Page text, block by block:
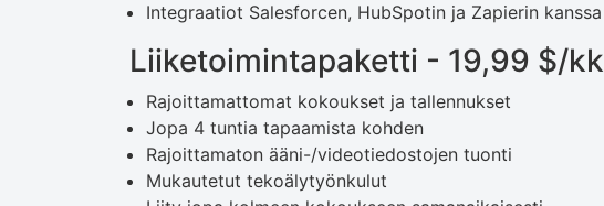
Integraatiot Salesforcen, HubSpotin ja Zapierin kanssa
Liiketoimintapaketti - 19,99 $/kk
Rajoittamattomat kokoukset ja tallennukset
Jopa 4 tuntia tapaamista kohden
Rajoittamaton ääni-/videotiedostojen tuonti
Mukautetut tekoälytyönkulut